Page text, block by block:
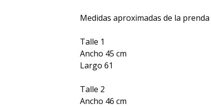
Medidas aproximadas de la prenda
Talle 1
Ancho 45 cm
Largo 61
Talle 2
Ancho 46 cm